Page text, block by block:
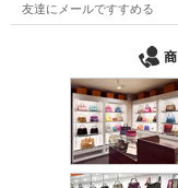
友達にメールですすめる